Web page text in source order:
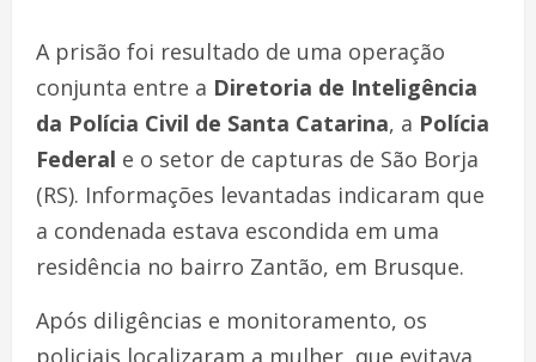
A prisão foi resultado de uma operação
conjunta entre a Diretoria de Inteligência
da Polícia Civil de Santa Catarina, a Polícia
Federal e o setor de capturas de São Borja
(RS). Informações levantadas indicaram que
a condenada estava escondida em uma
residência no bairro Zantão, em Brusque.
Após diligências e monitoramento, os
policiais localizaram a mulher, que evitava